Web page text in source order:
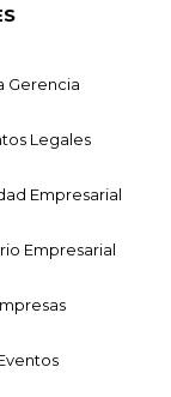
Gerencia
Legales
Empresarial
Empresarial